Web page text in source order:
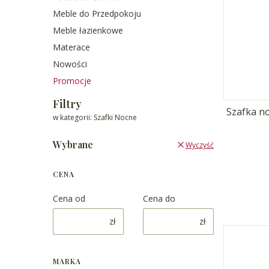
Meble do Przedpokoju
Meble łazienkowe
Materace
Nowości
Promocje
Koniec menu
Filtry
w kategorii: Szafki Nocne
Wybrane Wyczyść
CENA
Cena od
zł
Cena do
zł
MARKA
Szafka